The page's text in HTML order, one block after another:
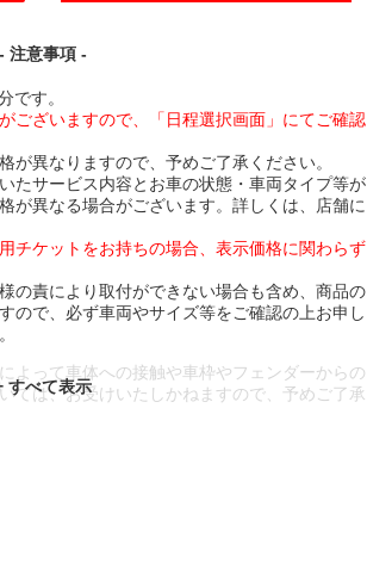
- 注意事項 -
です。
ございますので、「日程選択画面」にてご確認
異なりますので、予めご了承ください。
たサービス内容とお車の状態・車両タイプ等が
が異なる場合がございます。詳しくは、店舗に
チケットをお持ちの場合、表示価格に関わらず
の責により取付ができない場合も含め、商品の
ので、必ず車両やサイズ等をご確認の上お申し
よって車体への接触や車枠やフェンダーからの
ては、お受けいたしかねますので、予めご了承